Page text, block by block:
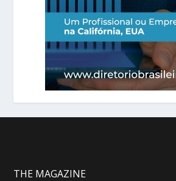
THE MAGAZINE